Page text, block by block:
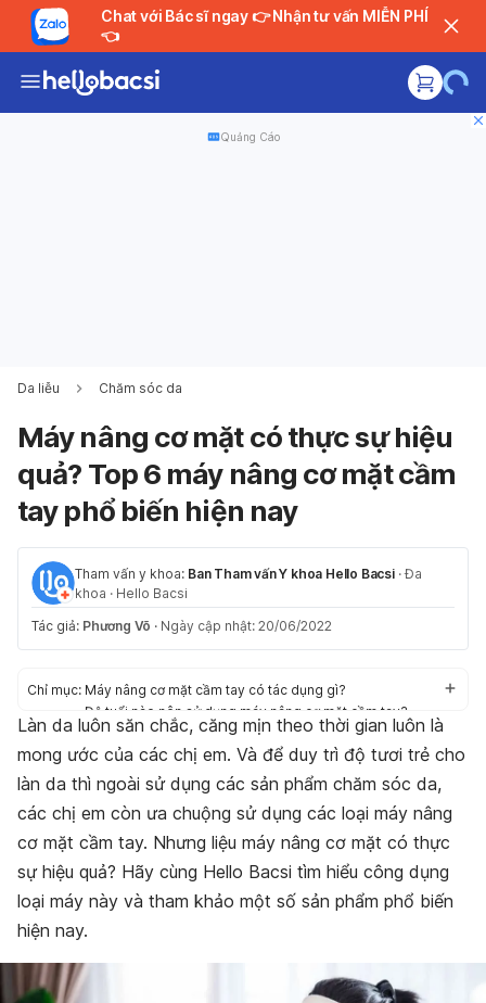
Chat với Bác sĩ ngay 👉 Nhận tư vấn MIỄN PHÍ
👈
Quảng Cáo
Da liễu Chăm sóc da
Máy nâng cơ mặt có thực sự hiệu
quả? Top 6 máy nâng cơ mặt cầm
tay phổ biến hiện nay
Tham vấn y khoa: Ban Tham vấn Y khoa Hello Bacsi ·Đa
khoa · Hello Bacsi
Tác giả: Phương Võ · Ngày cập nhật: 20/06/2022
Chỉ mục: Máy nâng cơ mặt cầm tay có tác dụng gì?
Độ tuổi nào nên sử dụng máy nâng cơ mặt cầm tay?
Máy nâng cơ mặt có thực sự hiệu quả?
Cách chọn máy nâng cơ mặt cầm tay phù hợp với da mặt
Review 6 máy nâng cơ mặt được ưa chuộng nhất hiện nay
Làn da luôn săn chắc, căng mịn theo thời gian luôn là
mong ước của các chị em. Và để duy trì độ tươi trẻ cho
làn da thì ngoài sử dụng các sản phẩm chăm sóc da,
các chị em còn ưa chuộng sử dụng các loại máy nâng
cơ mặt cầm tay. Nhưng liệu máy nâng cơ mặt có thực
sự hiệu quả? Hãy cùng Hello Bacsi tìm hiểu công dụng
loại máy này và tham khảo một số sản phẩm phổ biến
hiện nay.